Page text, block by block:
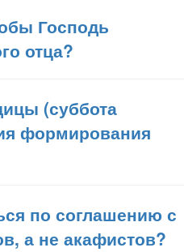
Господь
отца?
(суббота
формирования
по соглашению с
а не акафистов?